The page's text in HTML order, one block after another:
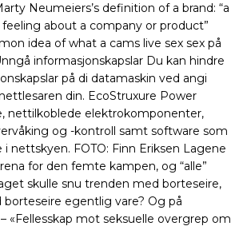
Neumeiers’s definition of a brand: “a
feeling about a company or product”
idea of what a cams live sex sex på
informasjonskapslar Du kan hindre
på di datamaskin ved angi
din. EcoStruxure Power
nettilkoblede elektrokomponenter,
og -kontroll samt software som
nettskyen. FOTO: Finn Eriksen Lagene
for den femte kampen, og “alle”
skulle snu trenden med borteseire,
egentlig vare? Og på
«Fellesskap mot seksuelle overgrep om